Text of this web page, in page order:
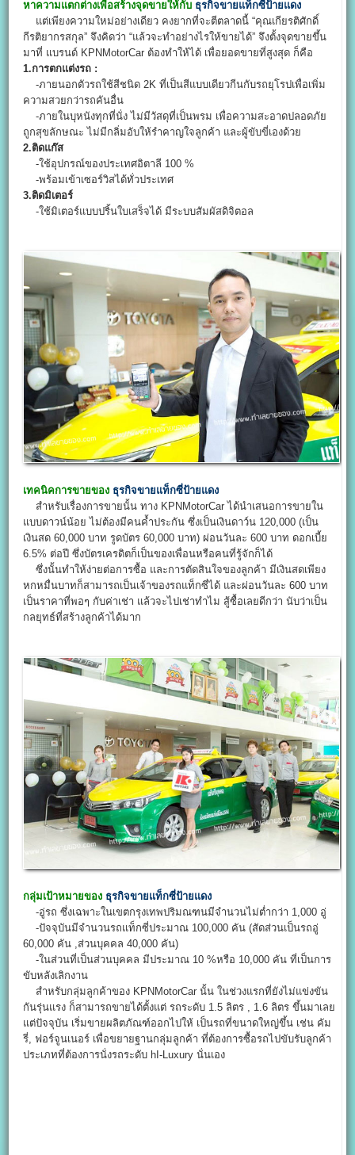
หาความแตกต่างเพื่อสร้างจุดขายให้กับ ธุรกิจขายแท็กซี่ป้ายแดง
แต่เพียงความใหม่อย่างเดียว คงยากที่จะตีตลาดนี้ “คุณเกียรติศักดิ์
กีรติยากรสกุล” จึงคิดว่า “แล้วจะทำอย่างไรให้ขายได้” จึงตั้งจุดขายขึ้น
มาที่ แบรนด์ KPNMotorCar ต้องทำให้ได้ เพื่อยอดขายที่สูงสุด ก็คือ
1.การตกแต่งรถ :
-ภายนอกตัวรถใช้สีชนิด 2K ที่เป็นสีแบบเดียวกีนกับรถยุโรปเพื่อเพิ่ม
ความสวยกว่ารถคันอื่น
-ภายในบุหนังทุกที่นั่ง ไม่มีวัสดุที่เป็นพรม เพื่อความสะอาดปลอดภัย
ถูกสุขลักษณะ ไม่มีกลิ่มอับให้รำคาญใจลูกค้า และผู้ขับขี่เองด้วย
2.ติดแก๊ส
-ใช้อุปกรณ์ของประเทศอิตาลี 100 %
-พร้อมเข้าเซอร์วิสได้ทั่วประเทศ
3.ติดมิเตอร์
-ใช้มิเตอร์แบบปริ้นใบเสร็จได้ มีระบบสัมผัสดิจิตอล
เทคนิคการขายของ ธุรกิจขายแท็กซี่ป้ายแดง
สำหรับเรื่องการขายนั้น ทาง KPNMotorCar ได้นำเสนอการขายใน
แบบดาวน์น้อย ไม่ต้องมีคนค้ำประกัน ซึ่งเป็นเงินดาว์น 120,000 (เป็น
เงินสด 60,000 บาท รูดบัตร 60,000 บาท) ผ่อนวันละ 600 บาท ดอกเบี้ย
6.5% ต่อปี ซึ่งบัตรเครดิตก็เป็นของเพื่อนหรือคนที่รู้จักก็ได้
ซึ่งนั้นทำให้ง่ายต่อการซื้อ และการตัดสินใจของลูกค้า มีเงินสดเพียง
หกหมื่นบาทก็สามารถเป็นเจ้าของรถแท็กซี่ได้ และผ่อนวันละ 600 บาท
เป็นราคาที่พอๆ กับค่าเช่า แล้วจะไปเช่าทำไม สู้ซื้อเลยดีกว่า นับว่าเป็น
กลยุทธ์ที่สร้างลูกค้าได้มาก
กลุ่มเป้าหมายของ ธุรกิจขายแท็กซี่ป้ายแดง
-อู่รถ ซึ่งเฉพาะในเขตกรุงเทพปริมณฑนมีจำนวนไม่ต่ำกว่า 1,000 อู่
-ปัจจุบันมีจำนวนรถแท็กซี่ประมาณ 100,000 คัน (สัดส่วนเป็นรถอู่
60,000 คัน ,ส่วนบุคคล 40,000 คัน)
-ในส่วนที่เป็นส่วนบุคคล มีประมาณ 10 %หรือ 10,000 คัน ที่เป็นการ
ขับหลังเลิกงาน
สำหรับกลุ่มลูกค้าของ KPNMotorCar นั้น ในช่วงแรกที่ยังไม่แข่งขัน
กันรุ่นแรง ก็สามารถขายได้ตั้งแต่ รถระดับ 1.5 ลิตร , 1.6 ลิตร ขึ้นมาเลย
แต่ปัจจุบัน เริ่มขายผลิตภัณฑ์ออกไปให้ เป็นรถที่ขนาดใหญ่ขึ้น เช่น คัม
รี่, ฟอร์จูนเนอร์ เพื่อขยายฐานกลุ่มลูกค้า ที่ต้องการซื้อรถไปขับรับลูกค้า
ประเภทที่ต้องการนั่งรถระดับ hI-Luxury นั่นเอง